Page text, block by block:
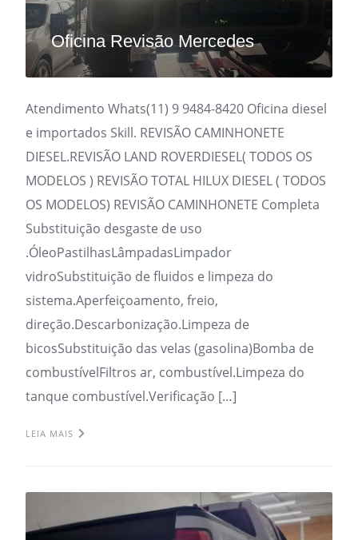
Oficina Revisão Mercedes
Atendimento Whats(11) 9 9484-8420 Oficina diesel
e importados Skill. REVISÃO CAMINHONETE
DIESEL.REVISÃO LAND ROVERDIESEL( TODOS OS
MODELOS ) REVISÃO TOTAL HILUX DIESEL ( TODOS
OS MODELOS) REVISÃO CAMINHONETE Completa
Substituição desgaste de uso
.ÓleoPastilhasLâmpadasLimpador
vidroSubstituição de fluidos e limpeza do
sistema.Aperfeiçoamento, freio,
direção.Descarbonização.Limpeza de
bicosSubstituição das velas (gasolina)Bomba de
combustívelFiltros ar, combustível.Limpeza do
tanque combustível.Verificação […]
LEIA MAIS